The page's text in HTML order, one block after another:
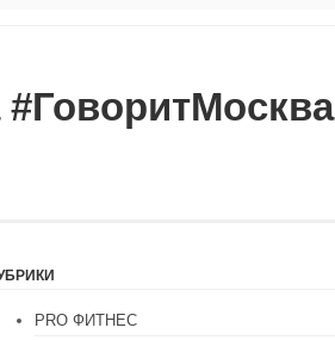
PRO ФИТНЕС